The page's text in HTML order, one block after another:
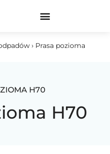
› Prasa pozioma
H70
H70